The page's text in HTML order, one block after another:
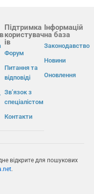
Підтримка
користувач
ів
Форум
Питання та
відповіді
Зв’язок з
спеціалістом
Контакти
Інформацій
на база
Законодавство
Новини
Оновлення
відкрите для пошукових
.